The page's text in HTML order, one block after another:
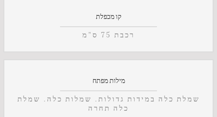
קו מכפלת
רכבת 75 ס"מ
מילות מפתח
שמלת כלה במידות גדולות. שמלות כלה. שמלת
כלה תחרה